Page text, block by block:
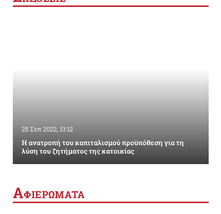
25 Σεπ 2022, 13:12
Η ανατροπή του καπιταλισμού προϋπόθεση για τη
λύση του ζητήματος της κατοικίας
ΑΦΙΕΡΩΜΑΤΑ